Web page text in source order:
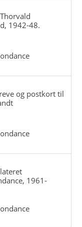
1942-48.
og postkort til
1961-